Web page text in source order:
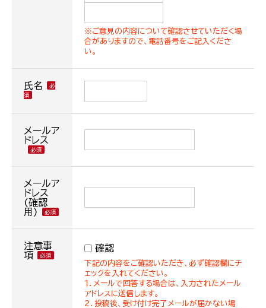
※ご意見の内容について確認させていただく場
合がありますので、電話番号をご記入くださ
い。
氏名
メールア
ドレス
メールア
ドレス
(確認
用)
注意事
項
確認
下記の内容をご確認いただき、必ず確認欄にチ
ェックを入れてください。
１．メールで回答する場合は、入力されたメール
アドレスに送信します。
２．投稿後、受け付け完了メールが届かない場